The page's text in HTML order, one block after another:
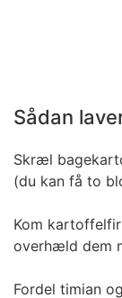
Sådan
Skræl
(du kan få to
Kom
overhæld dem
Fordel timian